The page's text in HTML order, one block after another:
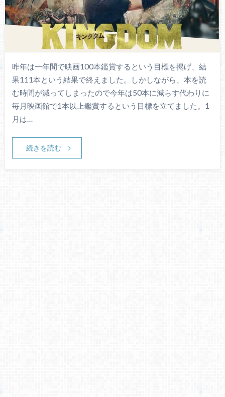
昨年は一年間で映画100本鑑賞するという目標を掲げ、結
果111本という結果で終えました。しかしながら、本を読
む時間が減ってしまったので今年は50本に減らす代わりに
毎月映画館で1本以上鑑賞するという目標を立てました。1
月は…
続きを読む